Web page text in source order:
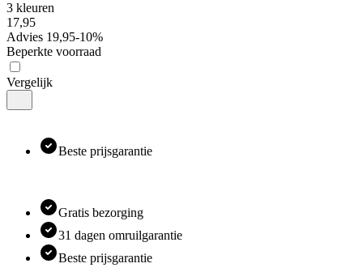
3 kleuren
17,95
Advies 19,95-10%
Beperkte voorraad
Vergelijk
Beste prijsgarantie
Gratis bezorging
31 dagen omruilgarantie
Beste prijsgarantie